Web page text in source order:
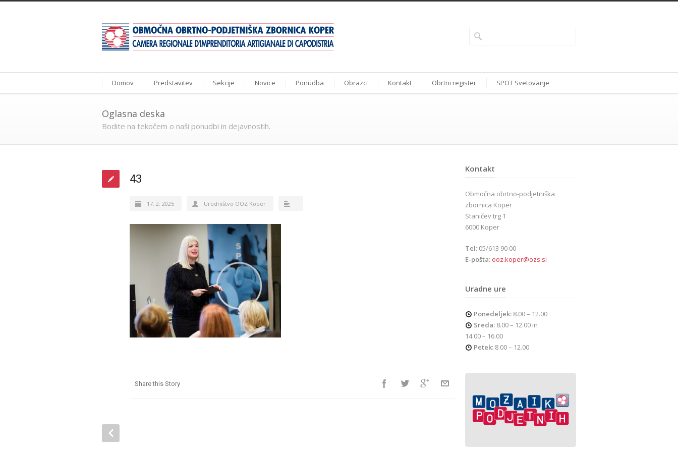
Domov Predstavitev Sekcije Novice Ponudba Obrazci Kontakt Obrtni register SPOT Svetovanje
Oglasna deska
Bodite na tekočem o naši ponudbi in dejavnostih.
43
17. 2. 2025 Uredništvo OOZ Koper
Share this Story
Kontakt
Območna obrtno-podjetniška
zbornica Koper
Staničev trg 1
6000 Koper
Tel: 05/613 90 00
E-pošta: ooz.koper@ozs.si
Uradne ure
Ponedeljek: 8.00 – 12.00
Sreda: 8.00 – 12.00 in
14.00 – 16.00
Petek: 8.00 – 12.00